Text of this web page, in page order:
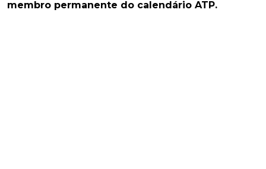
membro permanente do calendário ATP.